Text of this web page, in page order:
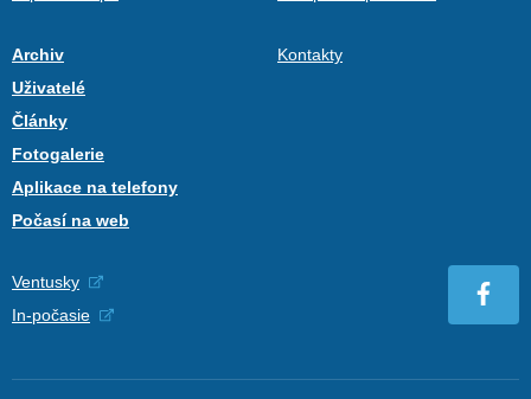
Archiv
Uživatelé
Články
Fotogalerie
Aplikace na telefony
Počasí na web
Kontakty
Ventusky
In-počasie